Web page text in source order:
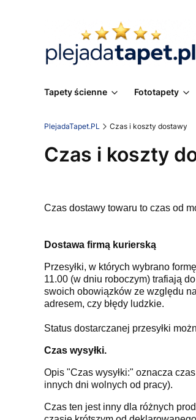
Tapety ścienne Fototapety
PlejadaTapet.PL Czas i koszty dostawy
Czas i koszty
Czas dostawy towaru to czas od
Dostawa firmą kurierską
Przesyłki, w których wybrano
11.00 (w dniu roboczym) trafiają
swoich obowiązków ze względu
adresem, czy błędy ludzkie.
Status dostarczanej przesyłki
Czas wysyłki.
Opis "Czas wysyłki:" oznacza
innych dni wolnych od pracy).
Czas ten jest inny dla różnych